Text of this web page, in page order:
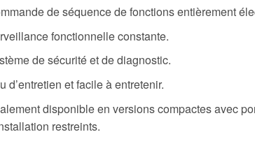
de séquence de fonctions entièrement
fonctionnelle constante.
de sécurité et de diagnostic.
d’entretien et facile à entretenir.
disponible en versions compactes avec
restreints.